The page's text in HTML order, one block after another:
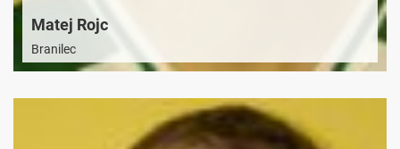
Matej Rojc
Branilec